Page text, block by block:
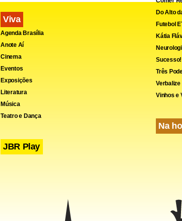
Facebook
Viva
Agenda Brasília
Anote Aí
Cinema
Eventos
Exposições
Literatura
Música
Teatro e Dança
JBR Play
Do Alto
Futebol
Kátia
Sucesso!
Três
Verbalize
Vinhos e
Na